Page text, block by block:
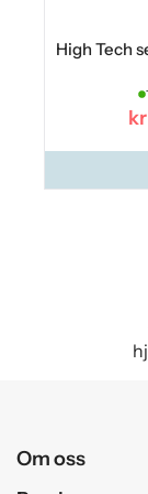
High Tech
Om oss